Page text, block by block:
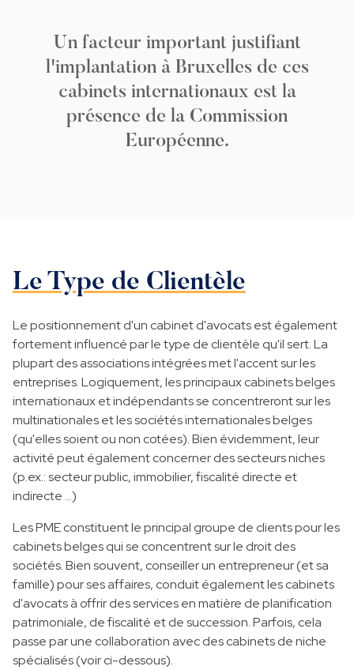
Un facteur important justifiant
l'implantation à Bruxelles de ces
cabinets internationaux est la
présence de la Commission
Européenne.
Le Type de Clientèle
Le positionnement d'un cabinet d'avocats est également
fortement influencé par le type de clientèle qu'il sert. La
plupart des associations intégrées met l'accent sur les
entreprises. Logiquement, les principaux cabinets belges
internationaux et indépendants se concentreront sur les
multinationales et les sociétés internationales belges
(qu'elles soient ou non cotées). Bien évidemment, leur
activité peut également concerner des secteurs niches
(p.ex.: secteur public, immobilier, fiscalité directe et
indirecte …)
Les PME constituent le principal groupe de clients pour les
cabinets belges qui se concentrent sur le droit des
sociétés. Bien souvent, conseiller un entrepreneur (et sa
famille) pour ses affaires, conduit également les cabinets
d'avocats à offrir des services en matière de planification
patrimoniale, de fiscalité et de succession. Parfois, cela
passe par une collaboration avec des cabinets de niche
spécialisés (voir ci-dessous).